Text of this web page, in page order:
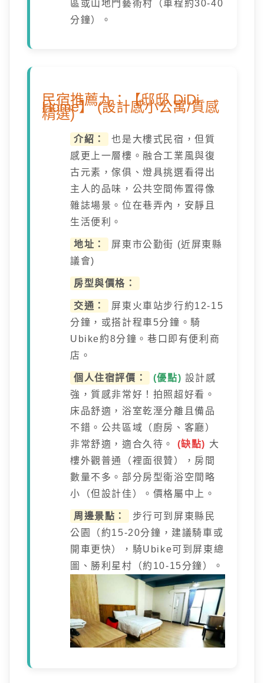
區或山地門藝術村（車程約30-40
分鐘）。
民宿推薦九：【邸邸 DiDi
Home】 (設計感小公寓/質感
精選)
介紹：
也是大樓式民宿，但質
感更上一層樓。融合工業風與復
古元素，傢俱、燈具挑選看得出
主人的品味，公共空間佈置得像
雜誌場景。位在巷弄內，安靜且
生活便利。
地址：
屏東市公勤街 (近屏東縣
議會)
房型與價格：
交通：
屏東火車站步行約12-15
分鐘，或搭計程車5分鐘。騎
Ubike約8分鐘。巷口即有便利商
店。
個人住宿評價： (優點) 設計感
強，質感非常好！拍照超好看。
床品舒適，浴室乾溼分離且備品
不錯。公共區域（廚房、客廳）
非常舒適，適合久待。 (缺點) 大
樓外觀普通（裡面很贊），房間
數量不多。部分房型衛浴空間略
小（但設計佳）。價格屬中上。
周邊景點：
步行可到屏東縣民
公園（約15-20分鐘，建議騎車或
開車更快），騎Ubike可到屏東總
圖、勝利星村（約10-15分鐘）。